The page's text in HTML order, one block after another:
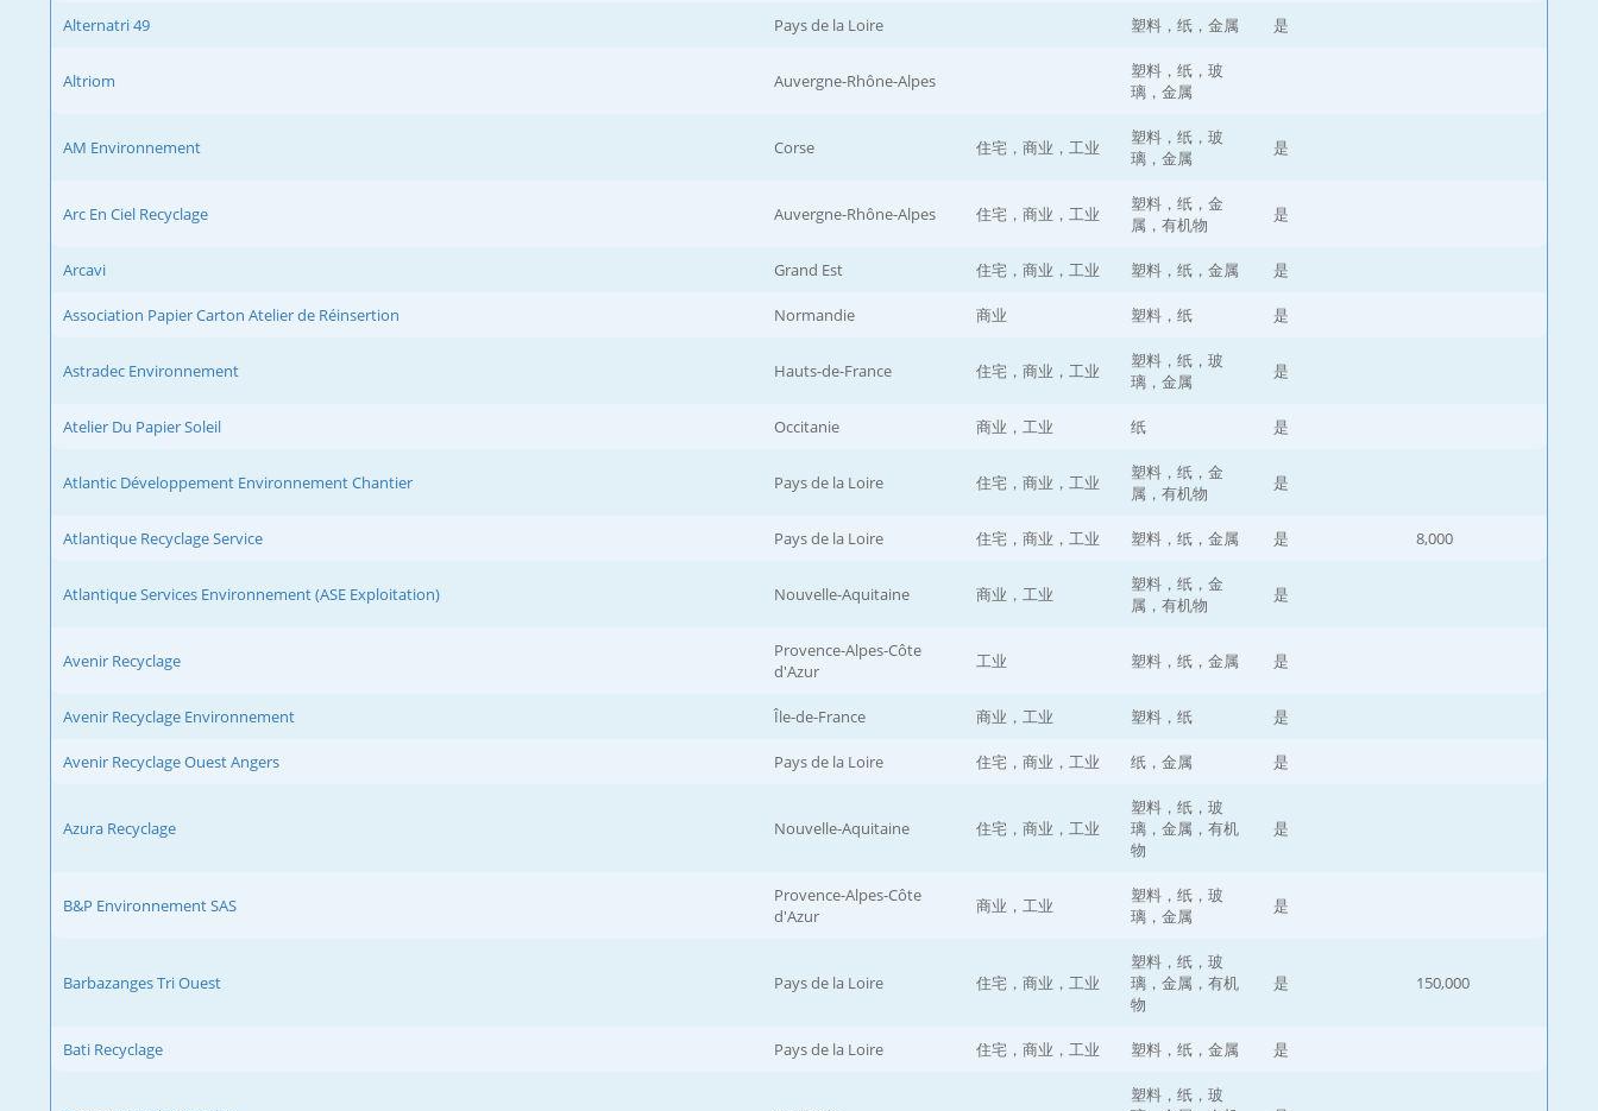
Alternatri 49 Pays de la Loire 塑料，纸，金属 是
Altriom Auvergne-Rhône-Alpes
塑料，纸，玻
璃，金属
AM Environnement Corse 住宅，商业，工业
塑料，纸，玻
璃，金属
是
Arc En Ciel Recyclage Auvergne-Rhône-Alpes 住宅，商业，工业
塑料，纸，金
属，有机物
是
Arcavi Grand Est 住宅，商业，工业 塑料，纸，金属 是
Association Papier Carton Atelier de Réinsertion Normandie 商业 塑料，纸 是
Astradec Environnement Hauts-de-France 住宅，商业，工业
塑料，纸，玻
璃，金属
是
Atelier Du Papier Soleil Occitanie 商业，工业 纸 是
Atlantic Développement Environnement Chantier Pays de la Loire 住宅，商业，工业
塑料，纸，金
属，有机物
是
Atlantique Recyclage Service Pays de la Loire 住宅，商业，工业 塑料，纸，金属 是 8,000
Atlantique Services Environnement (ASE Exploitation) Nouvelle-Aquitaine 商业，工业
塑料，纸，金
属，有机物
是
Avenir Recyclage
Provence-Alpes-Côte
d'Azur
工业 塑料，纸，金属 是
Avenir Recyclage Environnement Île-de-France 商业，工业 塑料，纸 是
Avenir Recyclage Ouest Angers Pays de la Loire 住宅，商业，工业 纸，金属 是
Azura Recyclage Nouvelle-Aquitaine 住宅，商业，工业
塑料，纸，玻
璃，金属，有机
物
是
B&P Environnement SAS
Provence-Alpes-Côte
d'Azur
商业，工业
塑料，纸，玻
璃，金属
是
Barbazanges Tri Ouest Pays de la Loire 住宅，商业，工业
塑料，纸，玻
璃，金属，有机
物
是 150,000
Bati Recyclage Pays de la Loire 住宅，商业，工业 塑料，纸，金属 是
塑料，纸，玻